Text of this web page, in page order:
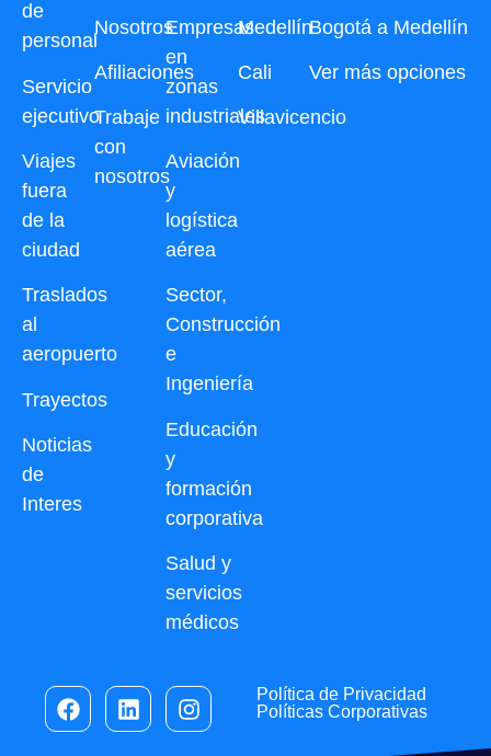
de
personal
Servicio
ejecutivo
Viajes
fuera
de la
ciudad
Traslados
al
aeropuerto
Trayectos
Noticias
de
Interes
Empresas
en
zonas
industriales
Aviación
y
logística
aérea
Sector,
Construcción
e
Ingeniería
Educación
y
formación
corporativa
Salud y
servicios
médicos
Medellín
Cali
Villavicencio
Bogotá a Medellín
Ver más opciones
Nosotros
Afiliaciones
Trabaje
con
nosotros
Política de Privacidad
Políticas Corporativas